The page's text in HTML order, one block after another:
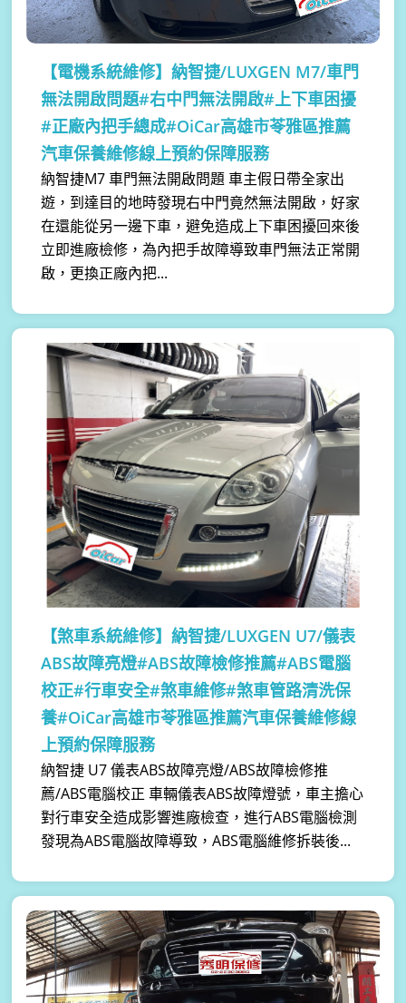
【電機系統維修】納智捷/LUXGEN M7/車門
無法開啟問題#右中門無法開啟#上下車困擾
#正廠內把手總成#OiCar高雄市苓雅區推薦
汽車保養維修線上預約保障服務
納智捷M7 車門無法開啟問題 車主假日帶全家出
遊，到達目的地時發現右中門竟然無法開啟，好家
在還能從另一邊下車，避免造成上下車困擾回來後
立即進廠檢修，為內把手故障導致車門無法正常開
啟，更換正廠內把...
【煞車系統維修】納智捷/LUXGEN U7/儀表
ABS故障亮燈#ABS故障檢修推薦#ABS電腦
校正#行車安全#煞車維修#煞車管路清洗保
養#OiCar高雄市苓雅區推薦汽車保養維修線
上預約保障服務
納智捷 U7 儀表ABS故障亮燈/ABS故障檢修推
薦/ABS電腦校正 車輛儀表ABS故障燈號，車主擔心
對行車安全造成影響進廠檢查，進行ABS電腦檢測
發現為ABS電腦故障導致，ABS電腦維修拆裝後...